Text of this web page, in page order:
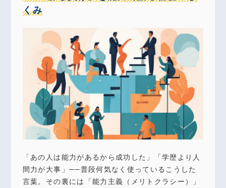
くみ
「あの人は能力があるから成功した」「学歴より人
間力が大事」──普段何気なく使っているこうした
言葉。その裏には「能力主義（メリトクラシー）」